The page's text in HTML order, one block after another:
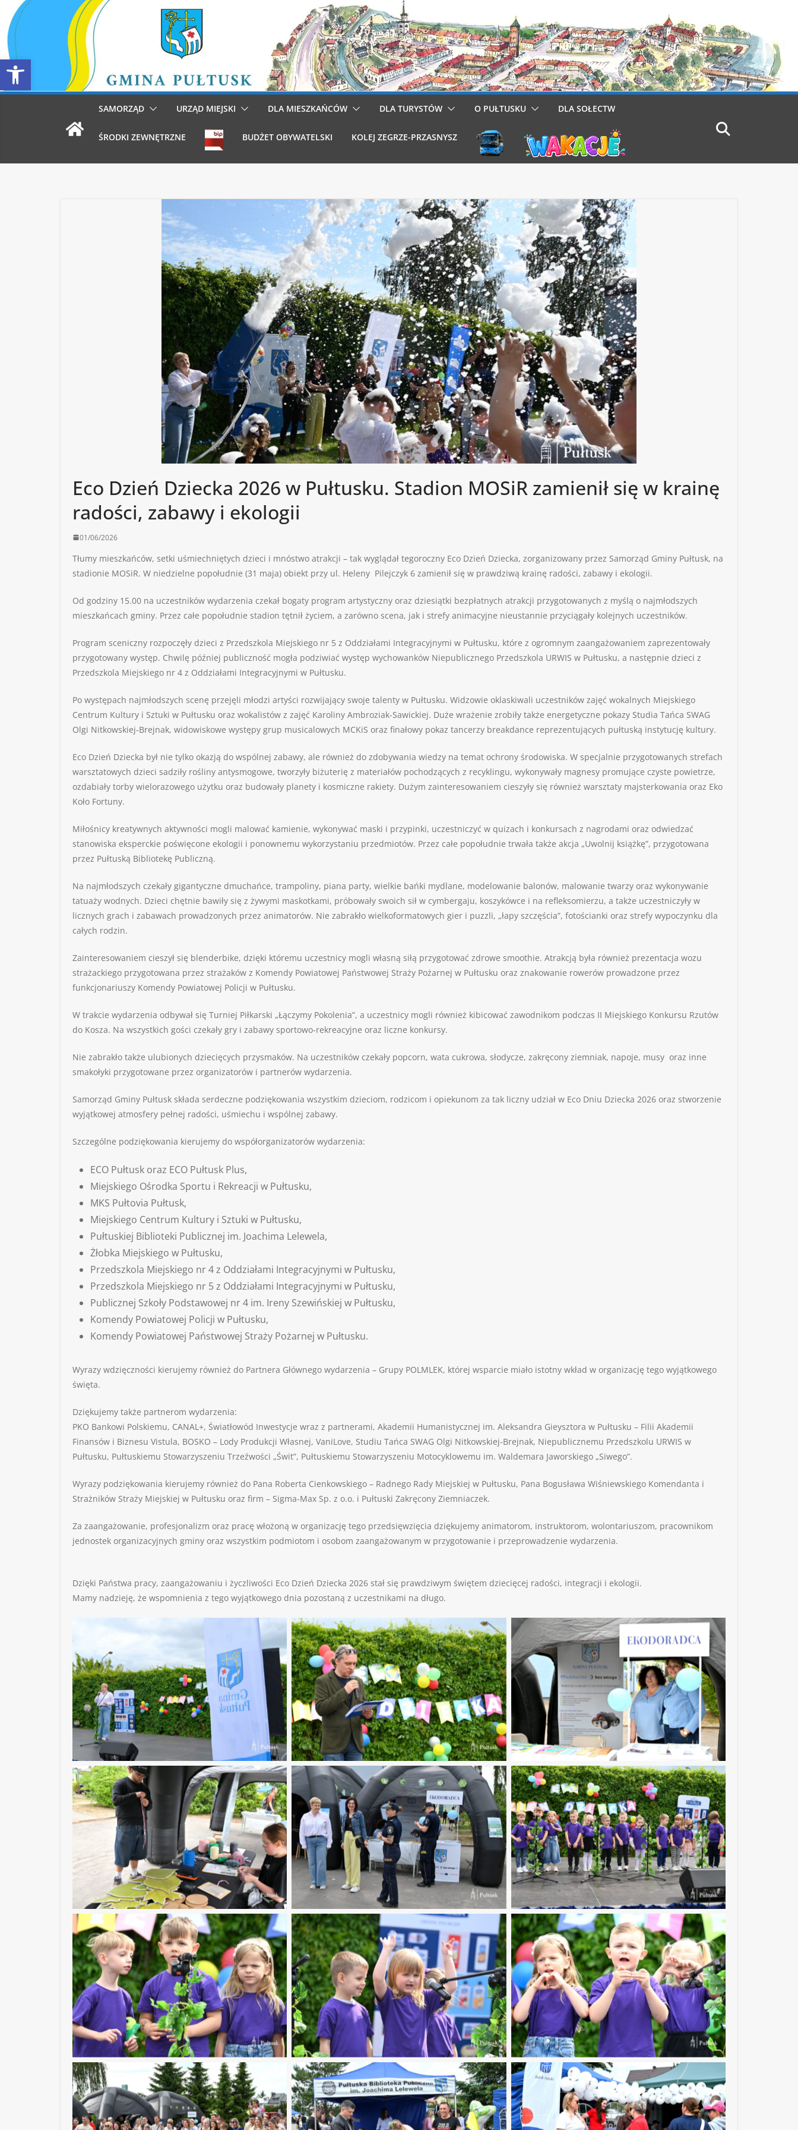
Otwórz pasek narzędzi
Przejdź
do
treści
SAMORZĄD URZĄD MIEJSKI DLA MIESZKAŃCÓW DLA TURYSTÓW O PUŁTUSKU DLA SOŁECTW
ŚRODKI ZEWNĘTRZNE BUDŻET OBYWATELSKI KOLEJ ZEGRZE-PRZASNYSZ
Eco Dzień Dziecka 2026 w Pułtusku. Stadion MOSiR zamienił się w krainę
radości, zabawy i ekologii
01/06/2026
Tłumy mieszkańców, setki uśmiechniętych dzieci i mnóstwo atrakcji – tak wyglądał tegoroczny Eco Dzień Dziecka, zorganizowany przez Samorząd Gminy Pułtusk, na
stadionie MOSiR. W niedzielne popołudnie (31 maja) obiekt przy ul. Heleny Pilejczyk 6 zamienił się w prawdziwą krainę radości, zabawy i ekologii.
Od godziny 15.00 na uczestników wydarzenia czekał bogaty program artystyczny oraz dziesiątki bezpłatnych atrakcji przygotowanych z myślą o najmłodszych
mieszkańcach gminy. Przez całe popołudnie stadion tętnił życiem, a zarówno scena, jak i strefy animacyjne nieustannie przyciągały kolejnych uczestników.
Program sceniczny rozpoczęły dzieci z Przedszkola Miejskiego nr 5 z Oddziałami Integracyjnymi w Pułtusku, które z ogromnym zaangażowaniem zaprezentowały
przygotowany występ. Chwilę później publiczność mogła podziwiać występ wychowanków Niepublicznego Przedszkola URWIS w Pułtusku, a następnie dzieci z
Przedszkola Miejskiego nr 4 z Oddziałami Integracyjnymi w Pułtusku.
Po występach najmłodszych scenę przejęli młodzi artyści rozwijający swoje talenty w Pułtusku. Widzowie oklaskiwali uczestników zajęć wokalnych Miejskiego
Centrum Kultury i Sztuki w Pułtusku oraz wokalistów z zajęć Karoliny Ambroziak-Sawickiej. Duże wrażenie zrobiły także energetyczne pokazy Studia Tańca SWAG
Olgi Nitkowskiej-Brejnak, widowiskowe występy grup musicalowych MCKiS oraz finałowy pokaz tancerzy breakdance reprezentujących pułtuską instytucję kultury.
Eco Dzień Dziecka był nie tylko okazją do wspólnej zabawy, ale również do zdobywania wiedzy na temat ochrony środowiska. W specjalnie przygotowanych strefach
warsztatowych dzieci sadziły rośliny antysmogowe, tworzyły biżuterię z materiałów pochodzących z recyklingu, wykonywały magnesy promujące czyste powietrze,
ozdabiały torby wielorazowego użytku oraz budowały planety i kosmiczne rakiety. Dużym zainteresowaniem cieszyły się również warsztaty majsterkowania oraz Eko
Koło Fortuny.
Miłośnicy kreatywnych aktywności mogli malować kamienie, wykonywać maski i przypinki, uczestniczyć w quizach i konkursach z nagrodami oraz odwiedzać
stanowiska eksperckie poświęcone ekologii i ponownemu wykorzystaniu przedmiotów. Przez całe popołudnie trwała także akcja „Uwolnij książkę”, przygotowana
przez Pułtuską Bibliotekę Publiczną.
Na najmłodszych czekały gigantyczne dmuchańce, trampoliny, piana party, wielkie bańki mydlane, modelowanie balonów, malowanie twarzy oraz wykonywanie
tatuaży wodnych. Dzieci chętnie bawiły się z żywymi maskotkami, próbowały swoich sił w cymbergaju, koszykówce i na refleksomierzu, a także uczestniczyły w
licznych grach i zabawach prowadzonych przez animatorów. Nie zabrakło wielkoformatowych gier i puzzli, „łapy szczęścia”, fotościanki oraz strefy wypoczynku dla
całych rodzin.
Zainteresowaniem cieszył się blenderbike, dzięki któremu uczestnicy mogli własną siłą przygotować zdrowe smoothie. Atrakcją była również prezentacja wozu
strażackiego przygotowana przez strażaków z Komendy Powiatowej Państwowej Straży Pożarnej w Pułtusku oraz znakowanie rowerów prowadzone przez
funkcjonariuszy Komendy Powiatowej Policji w Pułtusku.
W trakcie wydarzenia odbywał się Turniej Piłkarski „Łączymy Pokolenia”, a uczestnicy mogli również kibicować zawodnikom podczas II Miejskiego Konkursu Rzutów
do Kosza. Na wszystkich gości czekały gry i zabawy sportowo-rekreacyjne oraz liczne konkursy.
Nie zabrakło także ulubionych dziecięcych przysmaków. Na uczestników czekały popcorn, wata cukrowa, słodycze, zakręcony ziemniak, napoje, musy oraz inne
smakołyki przygotowane przez organizatorów i partnerów wydarzenia.
Samorząd Gminy Pułtusk składa serdeczne podziękowania wszystkim dzieciom, rodzicom i opiekunom za tak liczny udział w Eco Dniu Dziecka 2026 oraz stworzenie
wyjątkowej atmosfery pełnej radości, uśmiechu i wspólnej zabawy.
Szczególne podziękowania kierujemy do współorganizatorów wydarzenia:
ECO Pułtusk oraz ECO Pułtusk Plus,
Miejskiego Ośrodka Sportu i Rekreacji w Pułtusku,
MKS Pułtovia Pułtusk,
Miejskiego Centrum Kultury i Sztuki w Pułtusku,
Pułtuskiej Biblioteki Publicznej im. Joachima Lelewela,
Żłobka Miejskiego w Pułtusku,
Przedszkola Miejskiego nr 4 z Oddziałami Integracyjnymi w Pułtusku,
Przedszkola Miejskiego nr 5 z Oddziałami Integracyjnymi w Pułtusku,
Publicznej Szkoły Podstawowej nr 4 im. Ireny Szewińskiej w Pułtusku,
Komendy Powiatowej Policji w Pułtusku,
Komendy Powiatowej Państwowej Straży Pożarnej w Pułtusku.
Wyrazy wdzięczności kierujemy również do Partnera Głównego wydarzenia – Grupy POLMLEK, której wsparcie miało istotny wkład w organizację tego wyjątkowego
święta.
Dziękujemy także partnerom wydarzenia:
PKO Bankowi Polskiemu, CANAL+, Światłowód Inwestycje wraz z partnerami, Akademii Humanistycznej im. Aleksandra Gieysztora w Pułtusku – Filii Akademii
Finansów i Biznesu Vistula, BOSKO – Lody Produkcji Własnej, VaniLove, Studiu Tańca SWAG Olgi Nitkowskiej-Brejnak, Niepublicznemu Przedszkolu URWIS w
Pułtusku, Pułtuskiemu Stowarzyszeniu Trzeźwości „Świt”, Pułtuskiemu Stowarzyszeniu Motocyklowemu im. Waldemara Jaworskiego „Siwego”.
Wyrazy podziękowania kierujemy również do Pana Roberta Cienkowskiego – Radnego Rady Miejskiej w Pułtusku, Pana Bogusława Wiśniewskiego Komendanta i
Strażników Straży Miejskiej w Pułtusku oraz firm – Sigma-Max Sp. z o.o. i Pułtuski Zakręcony Ziemniaczek.
Za zaangażowanie, profesjonalizm oraz pracę włożoną w organizację tego przedsięwzięcia dziękujemy animatorom, instruktorom, wolontariuszom, pracownikom
jednostek organizacyjnych gminy oraz wszystkim podmiotom i osobom zaangażowanym w przygotowanie i przeprowadzenie wydarzenia.
Dzięki Państwa pracy, zaangażowaniu i życzliwości Eco Dzień Dziecka 2026 stał się prawdziwym świętem dziecięcej radości, integracji i ekologii.
Mamy nadzieję, że wspomnienia z tego wyjątkowego dnia pozostaną z uczestnikami na długo.